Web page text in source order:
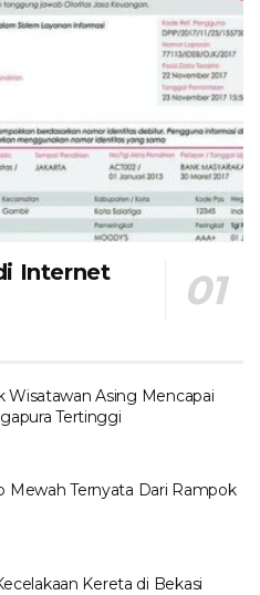
Internet
Wisatawan Asing Mencapai
Tertinggi
Mewah Ternyata Dari Rampok
Kereta di Bekasi